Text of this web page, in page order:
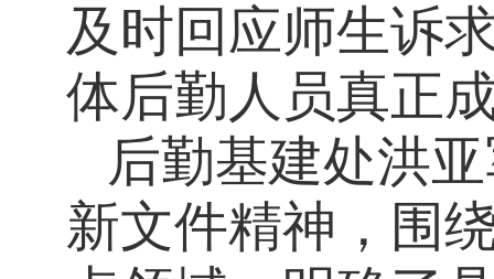
及时回应师生诉
体后勤人员真正
后勤基建处洪
新文件精神，围